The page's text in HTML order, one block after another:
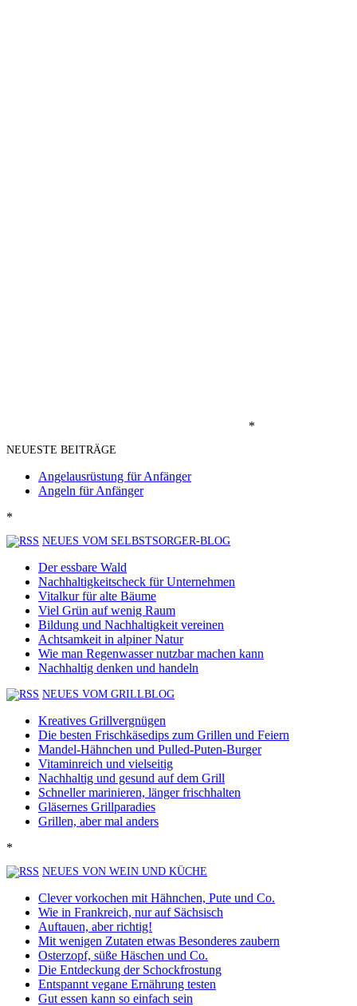
*
NEUESTE BEITRÄGE
Angelausrüstung für Anfänger
Angeln für Anfänger
*
NEUES VOM SELBSTSORGER-BLOG
Der essbare Wald
Nachhaltigkeitscheck für Unternehmen
Vitalkur für alte Bäume
Viel Grün auf wenig Raum
Bildung und Nachhaltigkeit vereinen
Achtsamkeit in alpiner Natur
Wie man Regenwasser nutzbar machen kann
Nachhaltig denken und handeln
NEUES VOM GRILLBLOG
Kreatives Grillvergnügen
Die besten Frischkäsedips zum Grillen und Feiern
Mandel-Hähnchen und Pulled-Puten-Burger
Vitaminreich und vielseitig
Nachhaltig und gesund auf dem Grill
Schneller marinieren, länger frischhalten
Gläsernes Grillparadies
Grillen, aber mal anders
*
NEUES VON WEIN UND KÜCHE
Clever vorkochen mit Hähnchen, Pute und Co.
Wie in Frankreich, nur auf Sächsisch
Auftauen, aber richtig!
Mit wenigen Zutaten etwas Besonderes zaubern
Osterzopf, süße Häschen und Co.
Die Entdeckung der Schockfrostung
Entspannt vegane Ernährung testen
Gut essen kann so einfach sein